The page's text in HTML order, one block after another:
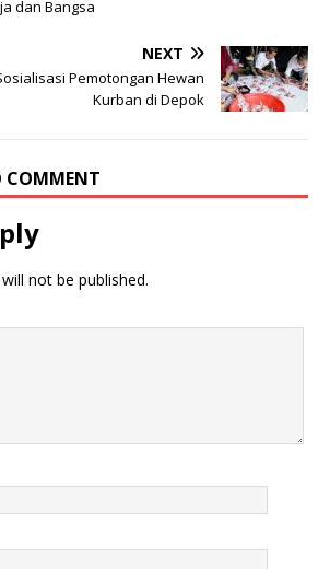
dan Bangsa
NEXT
Pemotongan Hewan
Kurban di Depok
COMMENT
not be published.